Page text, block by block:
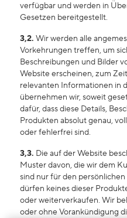
verfügbar und werden in
Gesetzen bereitgestellt.
3,2. Wir werden alle
Vorkehrungen treffen, um
Beschreibungen und Bilder
Website erscheinen, zum
relevanten Informationen in
übernehmen wir, soweit
dafür, dass diese Details,
Produkten absolut genau,
oder fehlerfrei sind.
3,3. Die auf der Website
Muster davon, die wir dem
sind nur für den
dürfen keines dieser
oder weiterverkaufen. Wir
oder ohne Vorankündigung